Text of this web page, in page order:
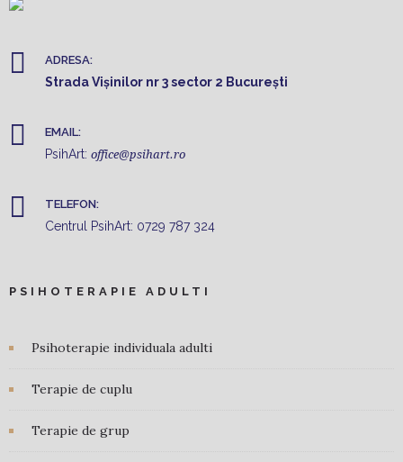
ADRESA:
Strada Vișinilor nr 3 sector 2 București
EMAIL:
PsihArt: office@psihart.ro
TELEFON:
Centrul PsihArt: 0729 787 324
PSIHOTERAPIE ADULTI
Psihoterapie individuala adulti
Terapie de cuplu
Terapie de grup